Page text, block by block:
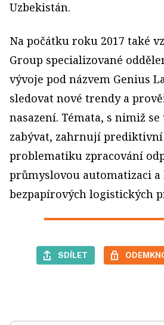
Uzbekistán.
Na počátku roku 2017 také
Group specializované
vývoje pod názvem Genius
sledovat nové trendy a
nasazení. Témata, s nimiž
zabývat, zahrnují
problematiku zpracování
průmyslovou automatizaci a
bezpapírových logistických
SDÍLET